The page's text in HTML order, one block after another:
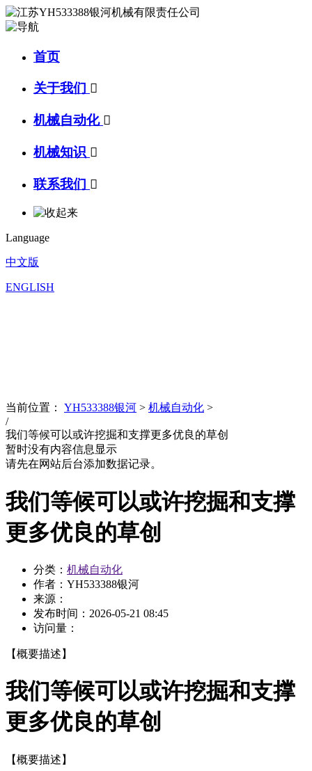
首页
关于我们 
机械自动化 
机械知识 
联系我们 
Language
中文版
ENGLISH
当前位置： YH533388银河 > 机械自动化 >
/
我们等候可以或许挖掘和支撑更多优良的草创
暂时没有内容信息显示
请先在网站后台添加数据记录。
我们等候可以或许挖掘和支撑
更多优良的草创
分类： 机械自动化
作者：YH533388银河
来源：
发布时间： 2026-05-21 08:45
访问量：
【概要描述】
我们等候可以或许挖掘和支撑
更多优良的草创
【概要描述】